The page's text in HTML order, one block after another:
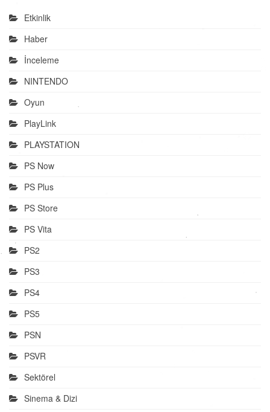
Etkinlik
Haber
İnceleme
NINTENDO
Oyun
PlayLink
PLAYSTATION
PS Now
PS Plus
PS Store
PS Vita
PS2
PS3
PS4
PS5
PSN
PSVR
Sektörel
Sinema & Dizi